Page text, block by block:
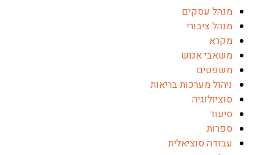
מנהל עסקים
מנהל ציבורי
מקרא
משאבי אנוש
משפטים
ניהול מערכות בריאות
סוציולוגיה
סיעוד
ספרות
עבודה סוציאלית